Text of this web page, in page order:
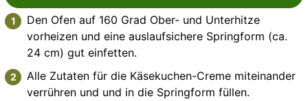
Den Ofen auf 160 Grad Ober- und Unterhitze
vorheizen und eine auslaufsichere Springform (ca.
24 cm) gut einfetten.
Alle Zutaten für die Käsekuchen-Creme miteinander
verrühren und und in die Springform füllen.